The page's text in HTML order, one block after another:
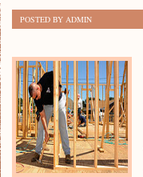
POSTED BY ADMIN